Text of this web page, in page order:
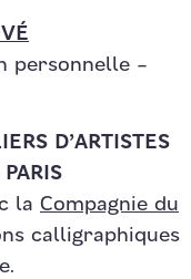
personnelle –
D’ARTISTES
la Compagnie du
calligraphiques